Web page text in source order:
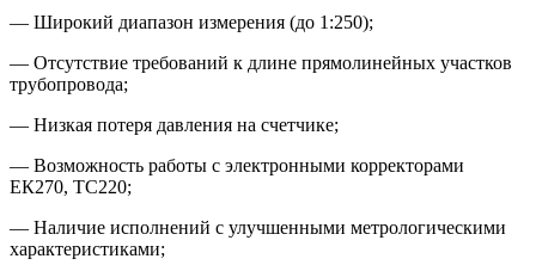
— Широкий диапазон измерения (до 1:250);
— Отсутствие требований к длине прямолинейных участков
трубопровода;
— Низкая потеря давления на счетчике;
— Возможность работы с электронными корректорами
ЕК270, ТС220;
— Наличие исполнений с улучшенными метрологическими
характеристиками;